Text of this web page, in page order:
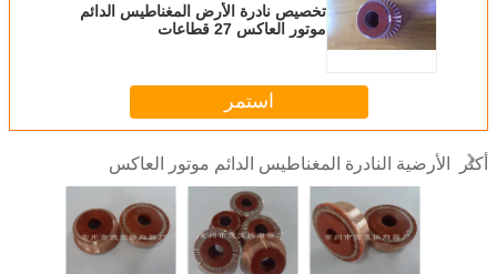
تخصيص نادرة الأرض المغناطيس الدائم
موتور العاكس 27 قطاعات
استمر
أكثر الأرضية النادرة المغناطيس الدائم موتور العاكس